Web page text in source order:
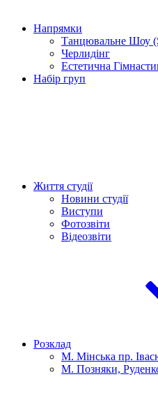
Напрямки
Танцювальне Шоу
Черлидінг
Естетична
Набір груп
Життя студії
Новини студії
Виступи
Фотозвіти
Відеозвіти
Розклад
М. Мінська пр.
М. Позняки,